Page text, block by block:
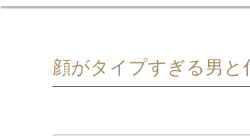
顔がタイプすぎる男と